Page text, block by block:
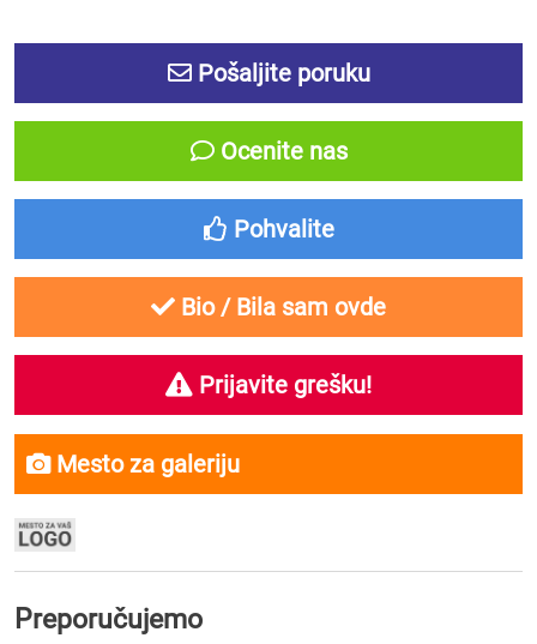
Pošaljite poruku
Ocenite nas
Pohvalite
Bio / Bila sam ovde
Prijavite grešku!
Mesto za galeriju
Preporučujemo